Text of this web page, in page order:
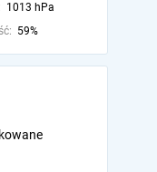
1013 hPa
59%